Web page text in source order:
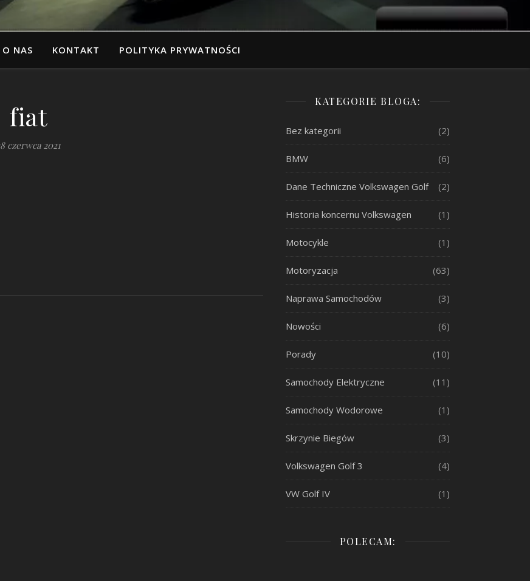
O NAS KONTAKT POLITYKA PRYWATNOŚCI
fiat
czerwca 2021
KATEGORIE BLOGA:
Bez kategorii (2)
BMW (6)
Dane Techniczne Volkswagen Golf (2)
Historia koncernu Volkswagen (1)
Motocykle (1)
Motoryzacja (63)
Naprawa Samochodów (3)
Nowości (6)
Porady (10)
Samochody Elektryczne (11)
Samochody Wodorowe (1)
Skrzynie Biegów (3)
Volkswagen Golf 3 (4)
VW Golf IV (1)
POLECAM: